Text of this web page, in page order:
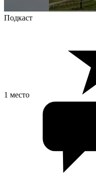
Подкаст
1 место